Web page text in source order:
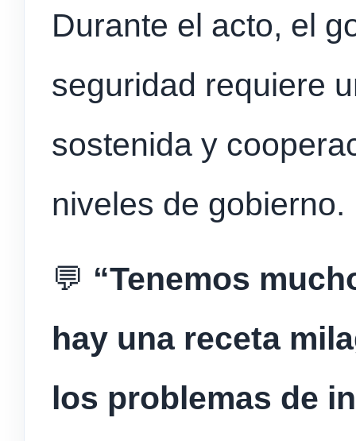
Durante el acto, el
seguridad requiere
sostenida y
niveles de gobierno.
💬 “Tenemos
hay una receta
los problemas de